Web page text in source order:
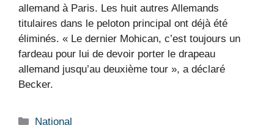
allemand à Paris. Les huit autres Allemands
titulaires dans le peloton principal ont déjà été
éliminés. « Le dernier Mohican, c’est toujours un
fardeau pour lui de devoir porter le drapeau
allemand jusqu’au deuxième tour », a déclaré
Becker.
Catégories
National